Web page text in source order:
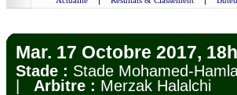
Mar. 17 Octobre 2017,
Stade : Stade Mohamed-
Arbitre : Merzak Halalchi